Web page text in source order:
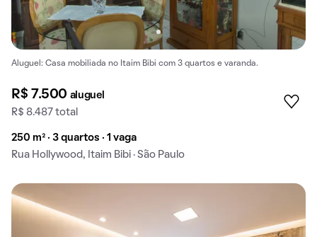
Aluguel: Casa mobiliada no Itaim Bibi com 3 quartos e varanda.
R$ 7.500 aluguel
R$ 8.487 total
250 m² · 3 quartos · 1 vaga
Rua Hollywood, Itaim Bibi · São Paulo